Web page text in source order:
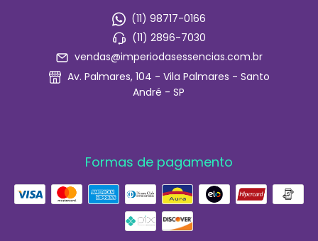
(11) 98717-0166
(11) 2896-7030
vendas@imperiodasessencias.com.br
Av. Palmares, 104 - Vila Palmares - Santo
André - SP
Formas de pagamento